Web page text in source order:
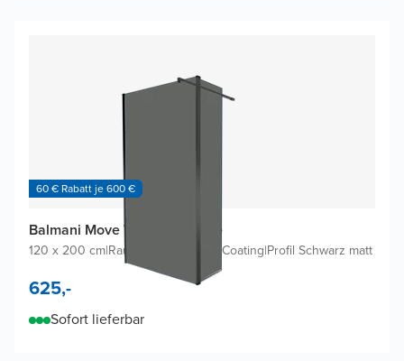
60 € Rabatt je 600 €
Balmani Move Walk-in Dusche
120 x 200 cm|Rauchglas inklusive Coating|Profil Schwarz matt
625,-
Sofort lieferbar